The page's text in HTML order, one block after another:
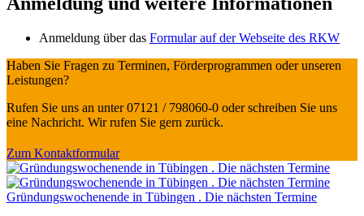
Anmeldung über das Formular auf der Webseite des RKW
Haben Sie Fragen zu Terminen, Förderprogrammen oder unseren
Leistungen?
Rufen Sie uns an unter 07121 / 798060-0 oder schreiben Sie uns
eine Nachricht. Wir rufen Sie gern zurück.
Zum Kontaktformular
Gründungswochenende in Tübingen . Die nächsten Termine